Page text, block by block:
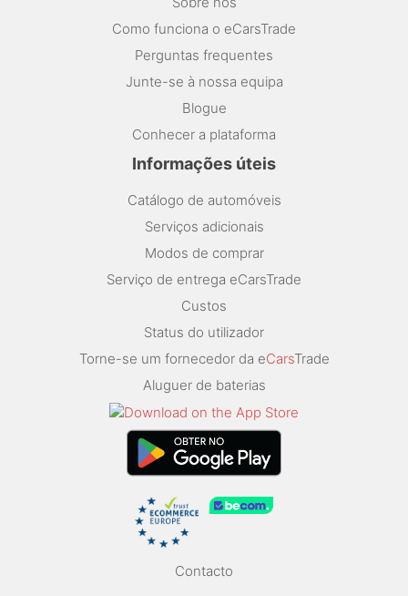
Como funciona o eCarsTrade
Perguntas frequentes
Junte-se à nossa equipa
Blogue
Conhecer a plataforma
Informações úteis
Catálogo de automóveis
Serviços adicionais
Modos de comprar
Serviço de entrega eCarsTrade
Custos
Status do utilizador
Torne-se um fornecedor da eCarsTrade
Aluguer de baterias
Contacto